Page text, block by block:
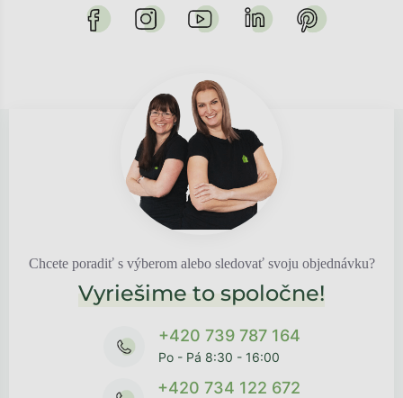
Chcete poradiť s výberom alebo sledovať svoju objednávku?
Vyriešime to spoločne!
+420 739 787 164
Po - Pá 8:30 - 16:00
+420 734 122 672